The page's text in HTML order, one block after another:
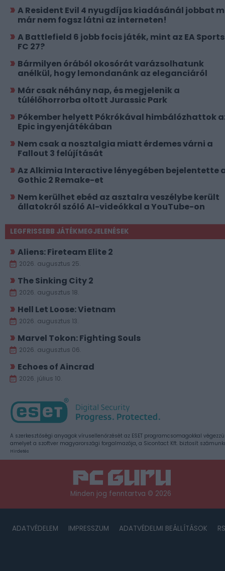
A Resident Evil 4 nyugdíjas kiadásánál jobbat
már nem fogsz látni az interneten!
A Battlefield 6 jobb focis játék, mint az EA Sports
FC 27?
Bármilyen órából okosórát varázsolhatunk
anélkül, hogy lemondanánk az eleganciáról
Már csak néhány nap, és megjelenik a
túlélőhorrorba oltott Jurassic Park
Pókember helyett Pókrókával himbálózhattok
Epic ingyenjátékában
Nem csak a nosztalgia miatt érdemes várni a
Fallout 3 felújítását
Az Alkimia Interactive lényegében bejelentette
Gothic 2 Remake-et
Nem kerülhet ebéd az asztalra veszélybe került
állatokról szóló AI-videókkal a YouTube-on
LEGFRISSEBB JÁTÉKMEGJELENÉSEK
Aliens: Fireteam Elite 2
2026. augusztus 25.
The Sinking City 2
2026. augusztus 18.
Hell Let Loose: Vietnam
2026. augusztus 13.
Marvel Tokon: Fighting Souls
2026. augusztus 06.
Echoes of Aincrad
2026. július 10.
A szerkesztőségi anyagok vírusellenőrzését az ESET programcsomagokkal
amelyet a szoftver magyarországi forgalmazója, a Sicontact Kft. biztosít
Hirdetés
Minden jog fenntartva © 2026
ADATVÉDELEM IMPRESSZUM ADATVÉDELMI BEÁLLÍTÁSOK